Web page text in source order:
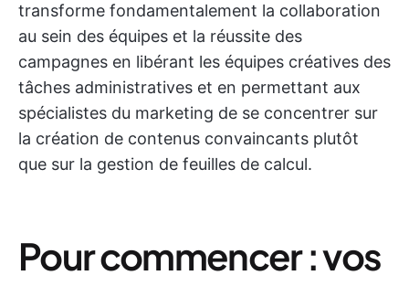
transforme fondamentalement la collaboration
au sein des équipes et la réussite des
campagnes en libérant les équipes créatives des
tâches administratives et en permettant aux
spécialistes du marketing de se concentrer sur
la création de contenus convaincants plutôt
que sur la gestion de feuilles de calcul.
Pour commencer : vos